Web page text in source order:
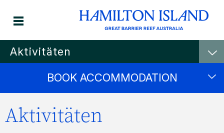
Aktivitäten
BOOK ACCOMMODATION
Aktivitäten